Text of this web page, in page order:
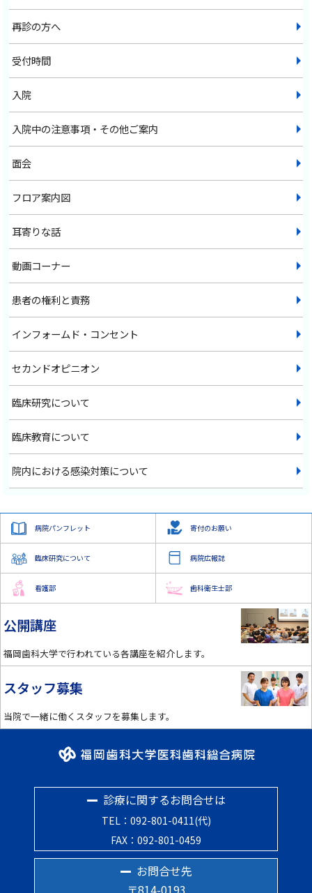
再診の方へ
受付時間
入院
入院中の注意事項・その他ご案内
面会
フロア案内図
耳寄りな話
動画コーナー
患者の権利と責務
インフォームド・コンセント
セカンドオピニオン
臨床研究について
臨床教育について
院内における感染対策について
病院パンフレット 寄付のお願い
臨床研究について 病院広報誌
看護部 歯科衛生士部
公開講座
福岡歯科大学で行われている各講座を紹介します。
スタッフ募集
当院で一緒に働くスタッフを募集します。
診療に関するお問合せは
TEL：092-801-0411(代)
FAX：092-801-0459
お問合せ先
〒814-0193